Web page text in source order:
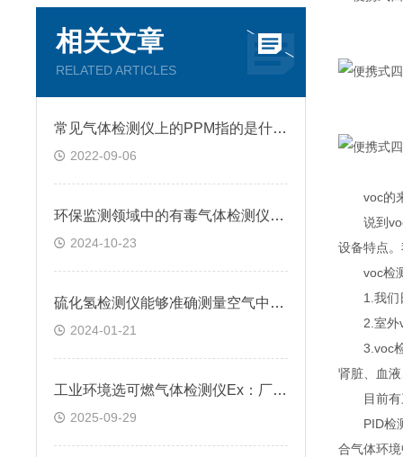
相关文章
RELATED ARTICLES
常见气体检测仪上的PPM指的是什么?
2022-09-06
环保监测领域中的有毒气体检测仪应用情况
2024-10-23
硫化氢检测仪能够准确测量空气中硫化氢的浓度和比例
2024-01-21
工业环境选可燃气体检测仪Ex：厂家解答常见疑问，选对才安全
2025-09-29
voc的来
说到voc
设备特点
voc检测
1.我们日
2.室外
3.voc检
肾脏、血
目前有
PID检测
合气体环